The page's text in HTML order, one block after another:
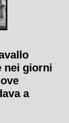
nei giorni
a